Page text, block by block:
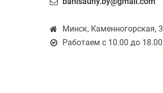
Минск, Каменногорская, 3
Работаем с 10.00 до 18.00